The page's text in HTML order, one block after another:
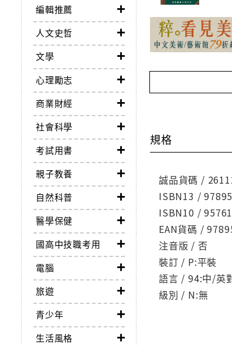
編輯推薦
人文史哲
文學
心理勵志
商業財經
社會科學
考試用書
親子教養
自然科普
醫學保健
國高中技職考用
電腦
旅遊
青少年
生活風格
規格
誠品貨碼 /
ISBN13 /
ISBN10 /
EAN貨碼 /
注音版 / 否
裝訂 / P:平裝
語言 / 94:中/英
級別 / N:無